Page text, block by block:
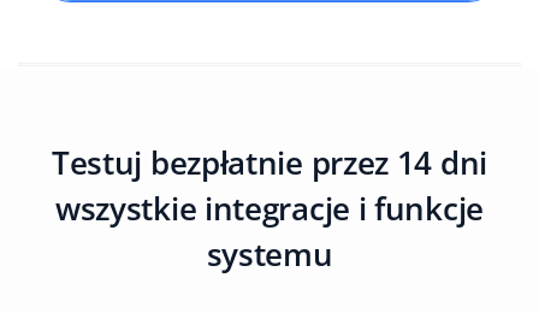
Testuj bezpłatnie przez 14 dni
wszystkie integracje i funkcje
systemu